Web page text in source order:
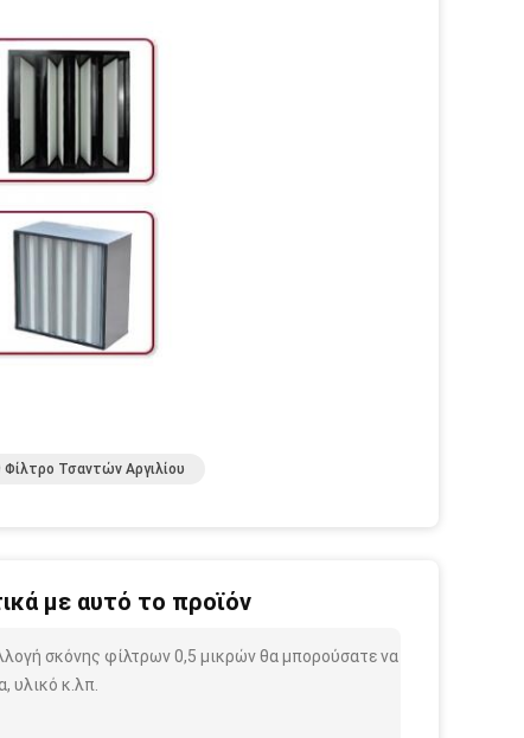
Φίλτρο Τσαντών Αργιλίου
με αυτό το προϊόν
σκόνης φίλτρων 0,5 μικρών θα μπορούσατε να
υλικό κ.λπ.